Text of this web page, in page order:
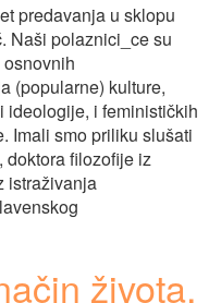
predavanja u sklopu
Naši polaznici_ce su
(popularne) kulture,
i feminističkih
Imali smo priliku slušati
filozofije iz
istraživanja
života,